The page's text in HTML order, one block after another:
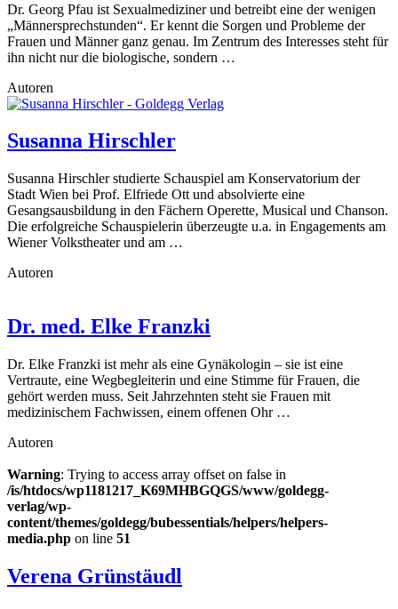
Dr. Georg Pfau ist Sexualmediziner und betreibt eine der wenigen
„Männersprechstunden“. Er kennt die Sorgen und Probleme der
Frauen und Männer ganz genau. Im Zentrum des Interesses steht für
ihn nicht nur die biologische, sondern …
Autoren
Susanna Hirschler
Susanna Hirschler studierte Schauspiel am Konservatorium der
Stadt Wien bei Prof. Elfriede Ott und absolvierte eine
Gesangsausbildung in den Fächern Operette, Musical und Chanson.
Die erfolgreiche Schauspielerin überzeugte u.a. in Engagements am
Wiener Volkstheater und am …
Autoren
Dr. med. Elke Franzki
Dr. Elke Franzki ist mehr als eine Gynäkologin – sie ist eine
Vertraute, eine Wegbegleiterin und eine Stimme für Frauen, die
gehört werden muss. Seit Jahrzehnten steht sie Frauen mit
medizinischem Fachwissen, einem offenen Ohr …
Autoren
Warning: Trying to access array offset on false in
/is/htdocs/wp1181217_K69MHBGQGS/www/goldegg-
verlag/wp-
content/themes/goldegg/bubessentials/helpers/helpers-
media.php on line 51
Verena Grünstäudl